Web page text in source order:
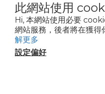
此網站使用
Hi, 本網站使用必要
網站服務，後者將在獲得
解更多
設定偏好
Phone / 02 2631 8499
Hours / 9:00 ~ 18:00
Email /
網紅與相關合作 歡迎Mail給